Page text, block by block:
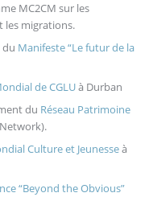
MC2CM sur les
les migrations.
Manifeste “Le futur de la
de CGLUà Durban
du Réseau Patrimoine
Culture et Jeunesseà
“Beyond the Obvious”